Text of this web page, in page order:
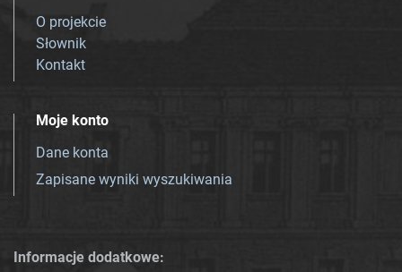
O projekcie
Słownik
Kontakt
Moje konto
Dane konta
Zapisane wyniki wyszukiwania
Informacje dodatkowe: